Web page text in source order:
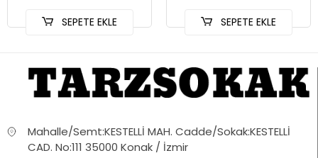
SEPETE EKLE SEPETE EKLE
Mahalle/Semt:KESTELLİ MAH. Cadde/Sokak:KESTELLİ
CAD. No:111 35000 Konak / İzmir